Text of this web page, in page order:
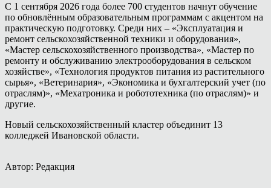
С 1 сентября 2026 года более 700 студентов начнут обучение
по обновлённым образовательным программам с акцентом на
практическую подготовку. Среди них – «Эксплуатация и
ремонт сельскохозяйственной техники и оборудования»,
«Мастер сельскохозяйственного производства», «Мастер по
ремонту и обслуживанию электрооборудования в сельском
хозяйстве», «Технология продуктов питания из растительного
сырья», «Ветеринария», «Экономика и бухгалтерский учет (по
отраслям)», «Мехатроника и робототехника (по отраслям)» и
другие.
Новый сельскохозяйственный кластер объединит 13
колледжей Ивановской области.
Автор: Редакция